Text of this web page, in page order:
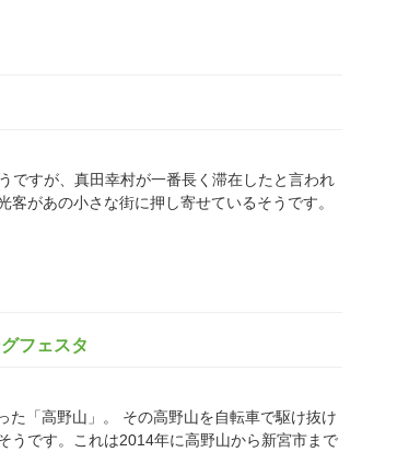
ですが、真田幸村が一番長く滞在したと言われ
があの小さな街に押し寄せているそうです。
フェスタ
た「高野山」。 その高野山を自転車で駆け抜け
うです。これは2014年に高野山から新宮市まで